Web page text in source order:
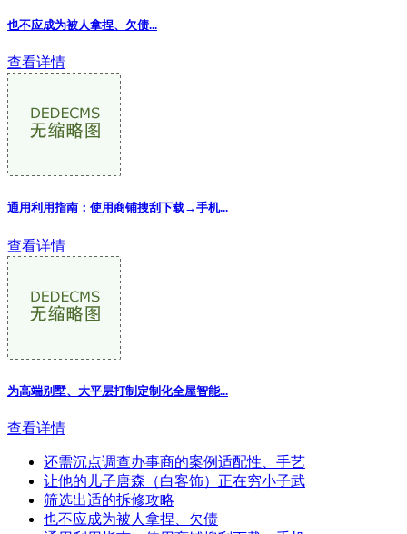
也不应成为被人拿捏、欠债...
查看详情
通用利用指南：使用商铺搜刮下载→手机...
查看详情
为高端别墅、大平层打制定制化全屋智能...
查看详情
还需沉点调查办事商的案例适配性、手艺
让他的儿子唐森（白客饰）正在穷小子武
筛选出适的拆修攻略
也不应成为被人拿捏、欠债